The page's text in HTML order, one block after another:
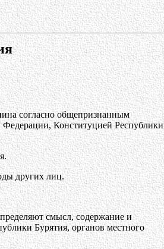
согласно общепризнанным
Конституцией Республики
других лиц.
смысл, содержание и
Бурятия, органов местного